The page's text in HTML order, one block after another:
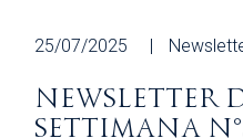
25/07/2025
NEWSLETTER
SETTIMANA